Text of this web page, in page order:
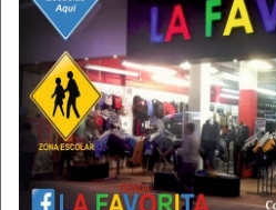
ella.
PD2.-¿Qué tiene que estar
la República hablando
electorales? ¿Qué no
PD1.-Tal parece que ya
Christopher Teal como